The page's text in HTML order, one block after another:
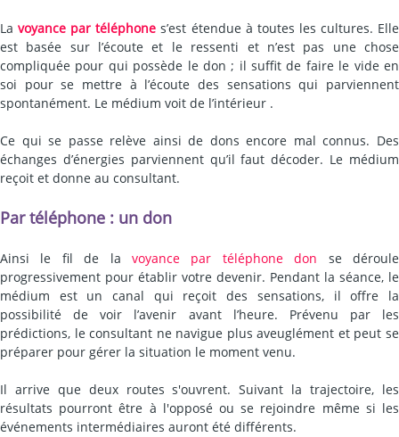
Lavoyance par téléphone s’est étendue à toutes les cultures. Elle
est basée sur l’écoute et le ressenti et n’est pas une chose
compliquée pour qui possède le don ; il suffit de faire le vide en
soi pour se mettre à l’écoute des sensations qui parviennent
spontanément. Le médium voit de l’intérieur .
Ce qui se passe relève ainsi de dons encore mal connus. Des
échanges d’énergies parviennent qu’il faut décoder. Le médium
reçoit et donne au consultant.
Par téléphone : un don
Ainsi le fil de la voyance par téléphone don se déroule
progressivement pour établir votre devenir. Pendant la séance, le
médium est un canal qui reçoit des sensations, il offre la
possibilité de voir l’avenir avant l’heure. Prévenu par les
prédictions, le consultant ne navigue plus aveuglément et peut se
préparer pour gérer la situation le moment venu.
Il arrive que deux routes s'ouvrent. Suivant la trajectoire, les
résultats pourront être à l'opposé ou se rejoindre même si les
événements intermédiaires auront été différents.